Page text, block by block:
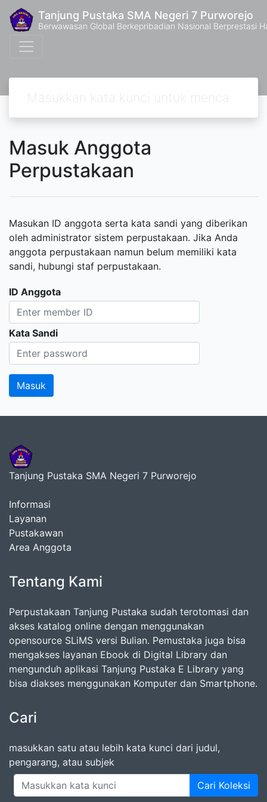
Tanjung Pustaka SMA Negeri 7 Purworejo
Berwawasan Global Berkepribadian Nasional Berprestasi
Masuk Anggota
Perpustakaan
Masukan ID anggota serta kata sandi yang diberikan
oleh administrator sistem perpustakaan. Jika Anda
anggota perpustakaan namun belum memiliki kata
sandi, hubungi staf perpustakaan.
ID Anggota
Kata Sandi
Tanjung Pustaka SMA Negeri 7 Purworejo
Informasi
Layanan
Pustakawan
Area Anggota
Tentang Kami
Perpustakaan Tanjung Pustaka sudah terotomasi dan
akses katalog online dengan menggunakan
opensource SLiMS versi Bulian. Pemustaka juga bisa
mengakses layanan Ebook di Digital Library dan
mengunduh aplikasi Tanjung Pustaka E Library yang
bisa diakses menggunakan Komputer dan Smartphone.
Cari
masukkan satu atau lebih kata kunci dari judul,
pengarang, atau subjek
Cari Koleksi